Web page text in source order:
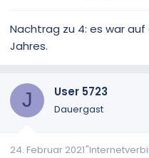
Nachtrag zu 4: es war
Jahres.
J User 5723
Dauergast
24. Februar 2021